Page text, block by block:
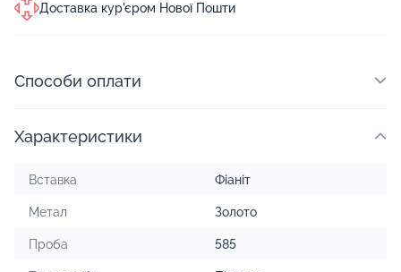
Доставка кур'єром Нової Пошти
Способи оплати
Характеристики
Вставка Фіаніт
Метал Золото
Проба 585